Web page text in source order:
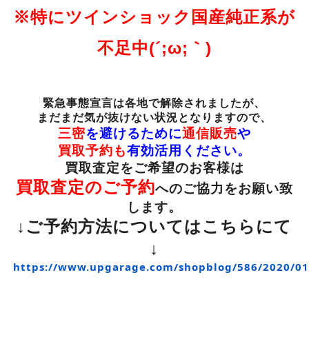
※特にツインショック国産純正系が
不足中(´;ω;｀)
緊急事態宣言は各地で解除されましたが、
まだまだ気が抜けない状況となりますので、
三密を避けるために通信販売や
買取予約も有効活用ください。
買取査定をご希望のお客様は
買取査定のご予約へのご協力をお願い致
します。
↓ご予約方法についてはこちらにて
↓
https://www.upgarage.com/shopblog/586/2020/01/